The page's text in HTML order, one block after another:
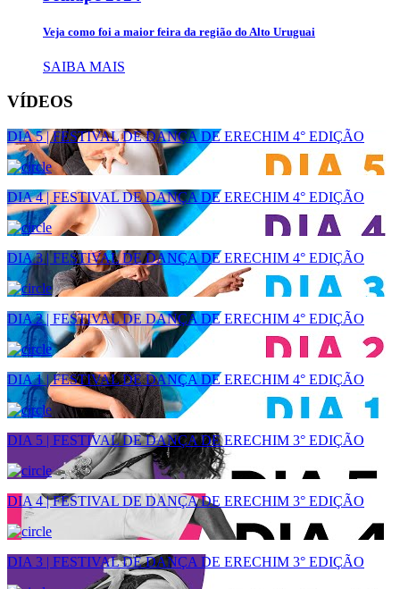
Veja como foi a maior feira da região do Alto Uruguai
SAIBA MAIS
VÍDEOS
DIA 5 | FESTIVAL DE DANÇA DE ERECHIM 4° EDIÇÃO
DIA 4 | FESTIVAL DE DANÇA DE ERECHIM 4° EDIÇÃO
DIA 3 | FESTIVAL DE DANÇA DE ERECHIM 4° EDIÇÃO
DIA 2 | FESTIVAL DE DANÇA DE ERECHIM 4° EDIÇÃO
DIA 1 | FESTIVAL DE DANÇA DE ERECHIM 4° EDIÇÃO
DIA 5 | FESTIVAL DE DANÇA DE ERECHIM 3° EDIÇÃO
DIA 4 | FESTIVAL DE DANÇA DE ERECHIM 3° EDIÇÃO
DIA 3 | FESTIVAL DE DANÇA DE ERECHIM 3° EDIÇÃO